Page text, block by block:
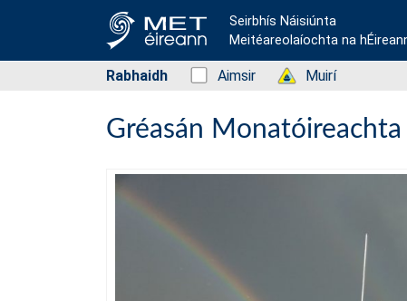
Seirbhís Náisiúnta
Meitéareolaíochta na
Rabhaidh Status: Green
Aimsir Status: Green
Muirí
Gréasán